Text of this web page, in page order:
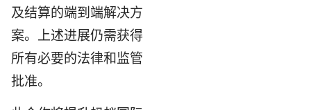
及结算的端到端解决方
案。上述进展仍需获得
所有必要的法律和监管
批准。